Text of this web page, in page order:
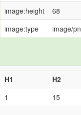
image:height
68
image:type
image/
H1 H2
1
15